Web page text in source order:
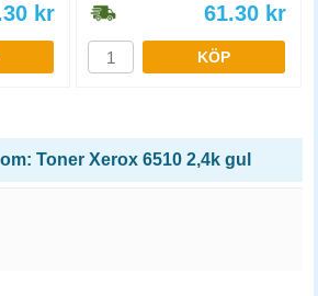
kr 61.30 kr
KÖP
Toner Xerox 6510 2,4k gul